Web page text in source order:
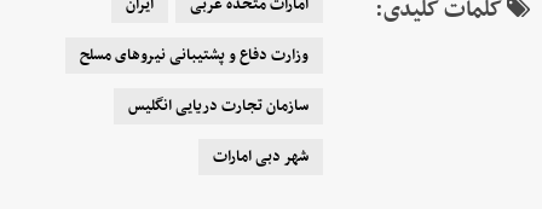
کلمات کلیدی: امارات متحده عربی
ایران
وزارت دفاع و پشتیبانی نیروهای مسلح
سازمان تجارت دریایی انگلیس
شهر دبی امارات